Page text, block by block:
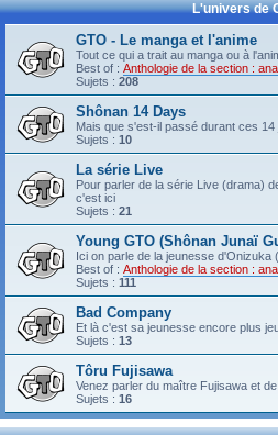
L'univers de
GTO - Le manga et l'anime
Tout ce qui a trait au manga ou à
Best of : Anthologie de la section :
Sujets : 208
Shônan 14 Days
Mais que s'est-il passé durant ces
Sujets : 10
La série Live
Pour parler de la série Live (drama)
c'est ici
Sujets : 21
Young GTO (Shônan Junaï
Ici on parle de la jeunesse d'Onizuka
Best of : Anthologie de la section :
Sujets : 111
Bad Company
Et là c'est sa jeunesse encore plus
Sujets : 13
Tôru Fujisawa
Venez parler du maître Fujisawa et
Sujets : 16